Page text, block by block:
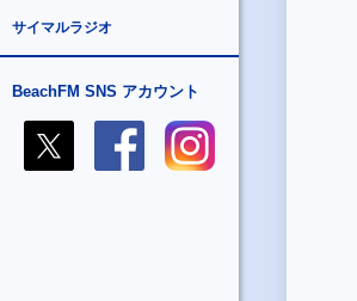
サイマルラジオ
BeachFM SNS アカウント